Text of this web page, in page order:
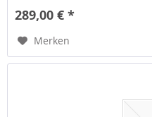
289,00 € *
Merken